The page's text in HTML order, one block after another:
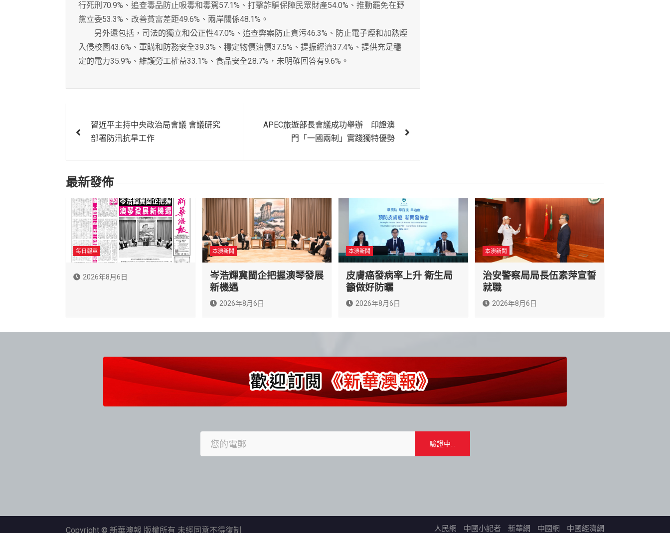
行死刑70.9%、追查毒品防止吸毒和毒駕57.1%、打擊詐騙保障民眾財產54.0%、推動罷免在野
黨立委53.3%、改善貧富差距49.6%、兩岸關係48.1%。
另外還包括，司法的獨立和公正性47.0%、追查弊案防止貪污46.3%、防止電子煙和加熱煙
入侵校園43.6%、軍購和防務安全39.3%、穩定物價油價37.5%、提振經濟37.4%、提供充足穩
定的電力35.9%、維護勞工權益33.1%、食品安全28.7%，未明確回答有9.6%。
章
覽
習近平主持中央政治局會議 會議研究
部署防汛抗旱工作
APEC旅遊部長會議成功舉辦 印證澳
門「一國兩制」實踐獨特優勢
最新發佈
每日報章
2026年8月6日
本澳新聞
岑浩輝冀閩企把握澳琴發展
新機遇
2026年8月6日
本澳新聞
皮膚癌發病率上升 衛生局
籲做好防曬
2026年8月6日
本澳新聞
治安警察局局長伍素萍宣誓
就職
2026年8月6日
人民網 中國小記者 新華網 中國網 中國經濟網
Copyright © 新華澳報 版權所有 未經同意不得復制